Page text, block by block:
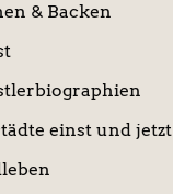
& Backen
einst und jetzt